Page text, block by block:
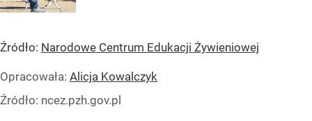
Źródło: Narodowe Centrum Edukacji Żywieniowej
Opracowała: Alicja Kowalczyk
Źródło: ncez.pzh.gov.pl